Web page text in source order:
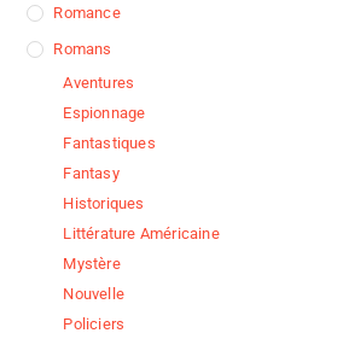
Romance
Romans
Aventures
Espionnage
Fantastiques
Fantasy
Historiques
Littérature Américaine
Mystère
Nouvelle
Policiers